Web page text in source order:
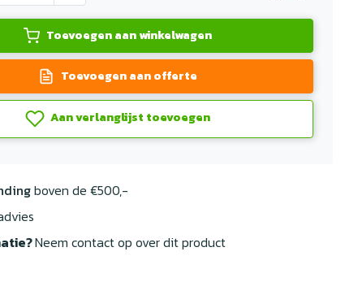
Toevoegen aan winkelwagen
Toevoegen aan offerte
Aan verlanglijst toevoegen
boven de €500,-
Neem contact op over dit product